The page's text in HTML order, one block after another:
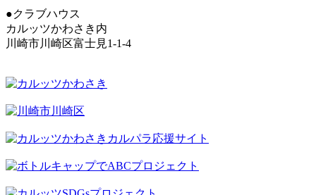
●クラブハウス
カルッツかわさき内
川崎市川崎区富士見1-1-4